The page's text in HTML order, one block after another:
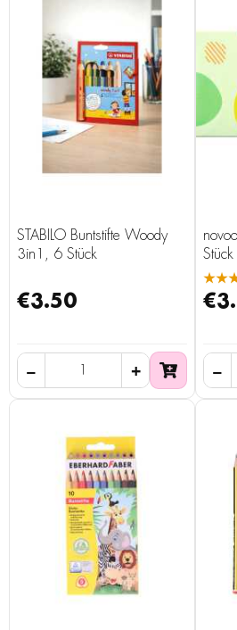
STABILO Buntstifte Woody
3in1, 6 Stück
€3.50
Stück